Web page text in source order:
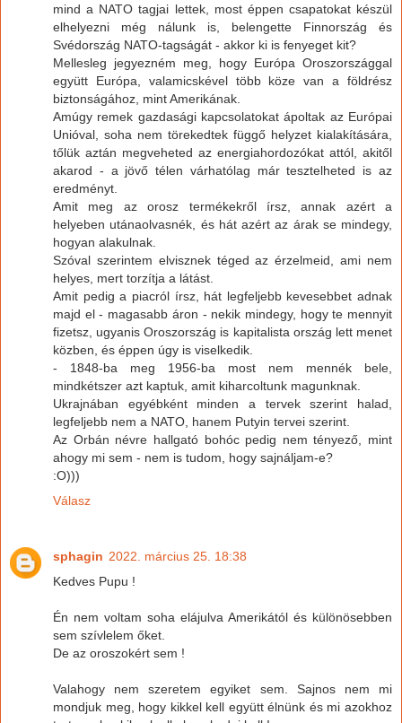
mind a NATO tagjai lettek, most éppen csapatokat készül
elhelyezni még nálunk is, belengette Finnország és
Svédország NATO-tagságát - akkor ki is fenyeget kit?
Mellesleg jegyezném meg, hogy Európa Oroszországgal
együtt Európa, valamicskével több köze van a földrész
biztonságához, mint Amerikának.
Amúgy remek gazdasági kapcsolatokat ápoltak az Európai
Unióval, soha nem törekedtek függő helyzet kialakítására,
tőlük aztán megveheted az energiahordozókat attól, akitől
akarod - a jövő télen várhatólag már tesztelheted is az
eredményt.
Amit meg az orosz termékekről írsz, annak azért a
helyeben utánaolvasnék, és hát azért az árak se mindegy,
hogyan alakulnak.
Szóval szerintem elvisznek téged az érzelmeid, ami nem
helyes, mert torzítja a látást.
Amit pedig a piacról írsz, hát legfeljebb kevesebbet adnak
majd el - magasabb áron - nekik mindegy, hogy te mennyit
fizetsz, ugyanis Oroszország is kapitalista ország lett menet
közben, és éppen úgy is viselkedik.
- 1848-ba meg 1956-ba most nem mennék bele,
mindkétszer azt kaptuk, amit kiharcoltunk magunknak.
Ukrajnában egyébként minden a tervek szerint halad,
legfeljebb nem a NATO, hanem Putyin tervei szerint.
Az Orbán névre hallgató bohóc pedig nem tényező, mint
ahogy mi sem - nem is tudom, hogy sajnáljam-e?
:O)))
Válasz
sphagin 2022. március 25. 18:38
Kedves Pupu !
Én nem voltam soha elájulva Amerikától és különösebben
sem szívlelem őket.
De az oroszokért sem !
Valahogy nem szeretem egyiket sem. Sajnos nem mi
mondjuk meg, hogy kikkel kell együtt élnünk és mi azokhoz